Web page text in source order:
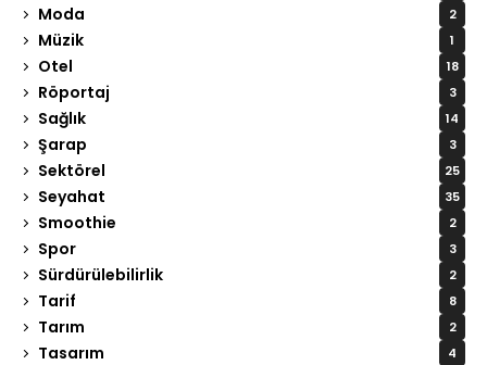
Moda 2
Müzik 1
Otel 18
Röportaj 3
Sağlık 14
Şarap 3
Sektörel 25
Seyahat 35
Smoothie 2
Spor 3
Sürdürülebilirlik 2
Tarif 8
Tarım 2
Tasarım 4